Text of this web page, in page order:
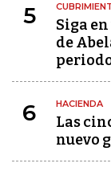
5
Siga
de
6 HACIENDA
Las
nuevo